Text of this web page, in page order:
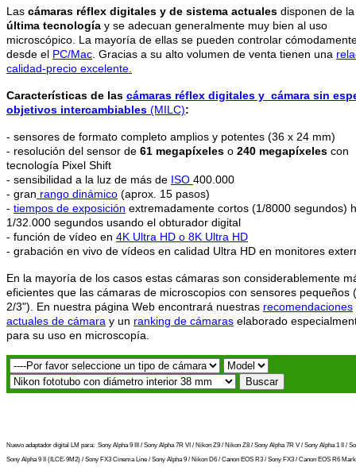
Las cámaras réflex digitales y de sistema actuales disponen de la
última tecnología y se adecuan generalmente muy bien al uso
microscópico. La mayoría de ellas se pueden controlar
desde el PC/Mac. Gracias a su alto volumen de venta tienen una
calidad-precio excelente.
Características de las cámaras réflex digitales y cámara sin
objetivos intercambiables (MILC):
- sensores de formato completo amplios y potentes (36 x 24 mm)
- resolución del sensor de 61 megapíxeles o 240 megapíxeles con
tecnología Pixel Shift
- sensibilidad a la luz de más de ISO 400.000
- gran rango dinámico (aprox. 15 pasos)
- tiempos de exposición extremadamente cortos (1/8000 segundos)
1/32.000 segundos usando el obturador digital
- función de vídeo en 4K Ultra HD o 8K Ultra HD
- grabación en vivo de vídeos en calidad Ultra HD en monitores
En la mayoría de los casos estas cámaras son considerablemente
eficientes que las cámaras de microscopios con sensores pequeños
2/3"). En nuestra página Web encontrará nuestras recomendaciones
actuales de cámara y un ranking de cámaras elaborado
para su uso en microscopía.
Nuevo adaptador digital LM para: Sony Alpha 9 III / Sony Alpha 7R VI / Nikon Z9 / Nikon Z8 / Sony Alpha 7R V / Sony Alpha 1 II /
Sony Alpha 9 II (ILCE-9M2) / Sony FX3 Cinema Line / Sony Alpha 9 / Nikon D6 / Canon EOS R3 / Sony FX3 / Canon EOS R6